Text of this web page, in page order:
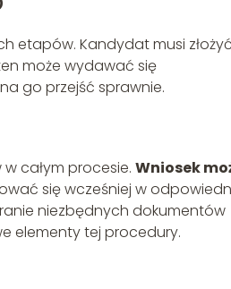
etapów. Kandydat musi złożyć
może wydawać się
go przejść sprawnie.
całym procesie. Wniosek
się wcześniej w
niezbędnych dokumentów
elementy tej procedury.